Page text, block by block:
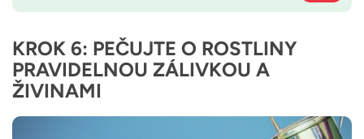
KROK 6: PEČUJTE O ROSTLINY
PRAVIDELNOU ZÁLIVKOU A
ŽIVINAMI